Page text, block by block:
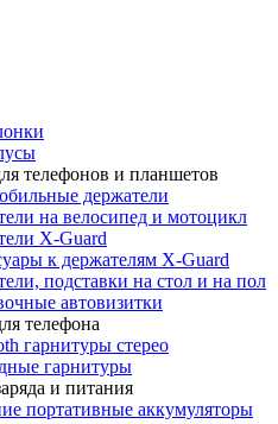
телефонов и планшетов
держатели
на велосипед и мотоцикл
X-Guard
к держателям X-Guard
подставки на стол и на пол
автовизитки
телефона
гарнитуры стерео
гарнитуры
и питания
портативные аккумуляторы